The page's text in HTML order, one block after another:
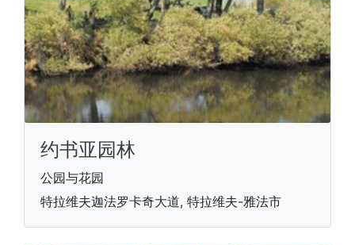
约书亚园林
公园与花园
特拉维夫迦法罗卡奇大道, 特拉维夫-雅法市